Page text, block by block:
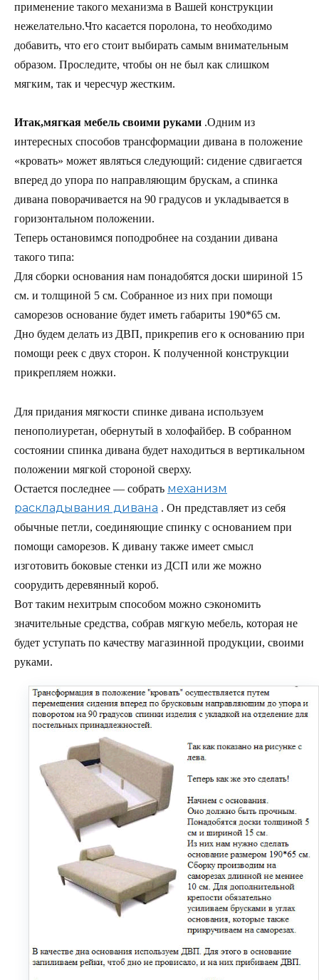
применение такого механизма в Вашей конструкции
нежелательно.Что касается поролона, то необходимо
добавить, что его стоит выбирать самым внимательным
образом. Проследите, чтобы он не был как слишком
мягким, так и чересчур жестким.
Итак,мягкая мебель своими руками .Одним из
интересных способов трансформации дивана в положение
«кровать» может являться следующий: сидение сдвигается
вперед до упора по направляющим брускам, а спинка
дивана поворачивается на 90 градусов и укладывается в
горизонтальном положении.
Теперь остановимся поподробнее на создании дивана
такого типа:
Для сборки основания нам понадобятся доски шириной 15
см. и толщиной 5 см. Собранное из них при помощи
саморезов основание будет иметь габариты 190*65 см.
Дно будем делать из ДВП, прикрепив его к основанию при
помощи реек с двух сторон. К полученной конструкции
прикрепляем ножки.
Для придания мягкости спинке дивана используем
пенополиуретан, обернутый в холофайбер. В собранном
состоянии спинка дивана будет находиться в вертикальном
положении мягкой стороной сверху.
Остается последнее — собрать механизм
раскладывания дивана . Он представляет из себя
обычные петли, соединяющие спинку с основанием при
помощи саморезов. К дивану также имеет смысл
изготовить боковые стенки из ДСП или же можно
соорудить деревянный короб.
Вот таким нехитрым способом можно сэкономить
значительные средства, собрав мягкую мебель, которая не
будет уступать по качеству магазинной продукции, своими
руками.